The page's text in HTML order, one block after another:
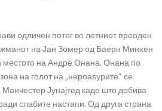
одличен потег во летниот преоден
на Јан Зомер од Баерн Минхен
местото на Андре Онана. Онана по
на голот на „нероаѕурите“ се
Јунајтед каде што добива
слабите настапи. Од друга страна